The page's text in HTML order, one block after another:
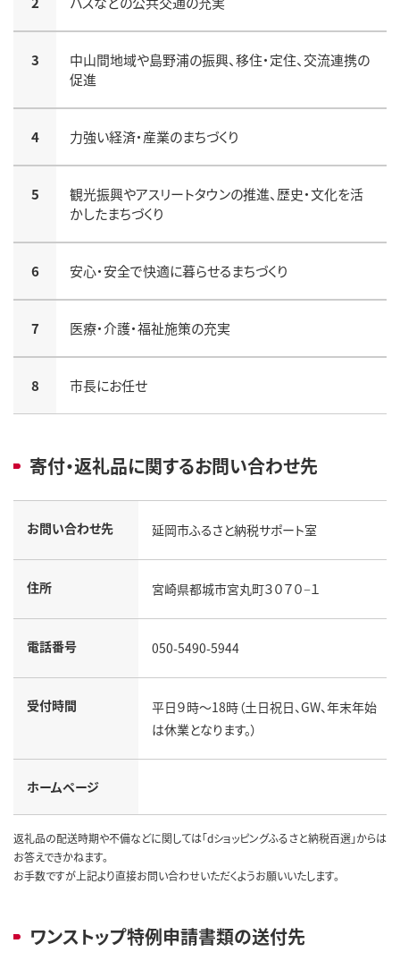
3
中山間地域や島野浦の振興、移住・定住、交流連携の
促進
4 力強い経済・産業のまちづくり
5
観光振興やアスリートタウンの推進、歴史・文化を活
かしたまちづくり
6 安心・安全で快適に暮らせるまちづくり
7 医療・介護・福祉施策の充実
8 市長にお任せ
寄付・返礼品に関するお問い合わせ先
お問い合わせ先 延岡市ふるさと納税サポート室
住所 宮崎県都城市宮丸町３０７０−１
電話番号 050-5490-5944
受付時間
平日９時～18時（土日祝日、GW、年末年始
は休業となります。）
ホームページ
返礼品の配送時期や不備などに関しては「dショッピングふるさと納税百選」からは
お答えできかねます。
お手数ですが上記より直接お問い合わせいただくようお願いいたします。
ワンストップ特例申請書類の送付先